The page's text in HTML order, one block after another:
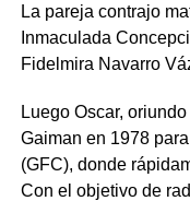
La pareja contrajo
Inmaculada
Fidelmira Navarro
Luego Oscar,
Gaiman en 1978
(GFC), donde
Con el objetivo de